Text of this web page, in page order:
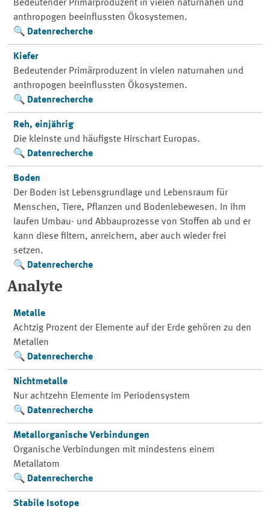
Bedeutender Primärproduzent in vielen naturnahen und
anthropogen beeinflussten Ökosystemen.
Datenrecherche
Kiefer
Bedeutender Primärproduzent in vielen naturnahen und
anthropogen beeinflussten Ökosystemen.
Datenrecherche
Reh, einjährig
Die kleinste und häufigste Hirschart Europas.
Datenrecherche
Boden
Der Boden ist Lebensgrundlage und Lebensraum für
Menschen, Tiere, Pflanzen und Bodenlebewesen. In ihm
laufen Umbau- und Abbauprozesse von Stoffen ab und er
kann diese filtern, anreichern, aber auch wieder frei
setzen.
Datenrecherche
Analyte
Metalle
Achtzig Prozent der Elemente auf der Erde gehören zu den
Metallen
Datenrecherche
Nichtmetalle
Nur achtzehn Elemente im Periodensystem
Datenrecherche
Metallorganische Verbindungen
Organische Verbindungen mit mindestens einem
Metallatom
Datenrecherche
Stabile Isotope